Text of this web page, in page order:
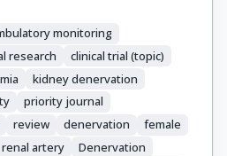
monitoring
research
clinical trial (topic)
kidney denervation
priority journal
review denervation
female
renal artery
Denervation